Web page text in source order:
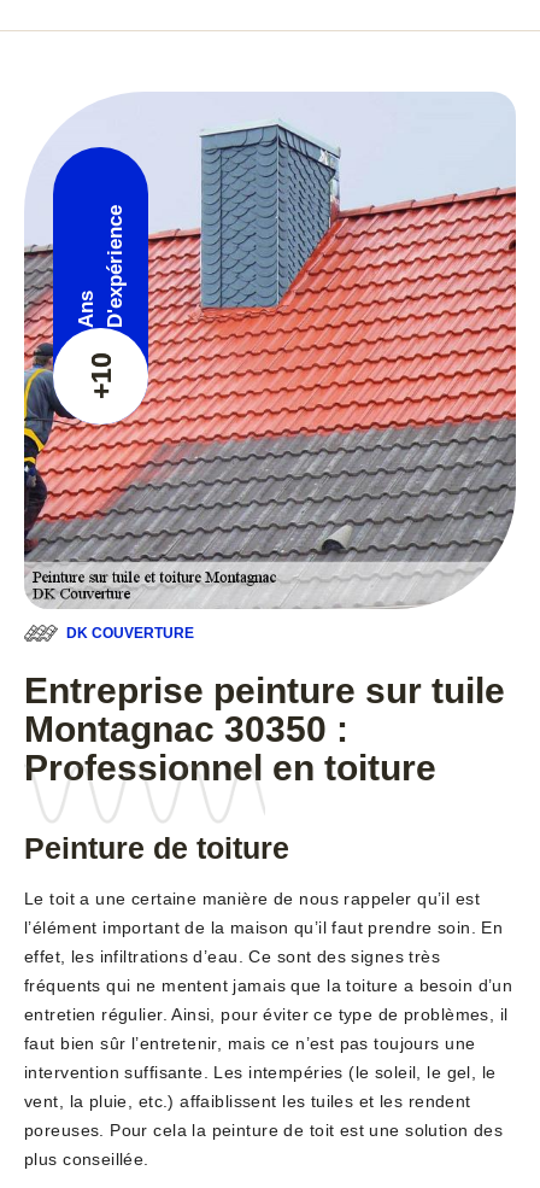
+10
Ans D'expérience
DK COUVERTURE
Entreprise peinture sur tuile
Montagnac 30350 :
Professionnel en toiture
Peinture de toiture
Le toit a une certaine manière de nous rappeler qu’il est
l’élément important de la maison qu’il faut prendre soin. En
effet, les infiltrations d’eau. Ce sont des signes très
fréquents qui ne mentent jamais que la toiture a besoin d’un
entretien régulier. Ainsi, pour éviter ce type de problèmes, il
faut bien sûr l’entretenir, mais ce n’est pas toujours une
intervention suffisante. Les intempéries (le soleil, le gel, le
vent, la pluie, etc.) affaiblissent les tuiles et les rendent
poreuses. Pour cela la peinture de toit est une solution des
plus conseillée.